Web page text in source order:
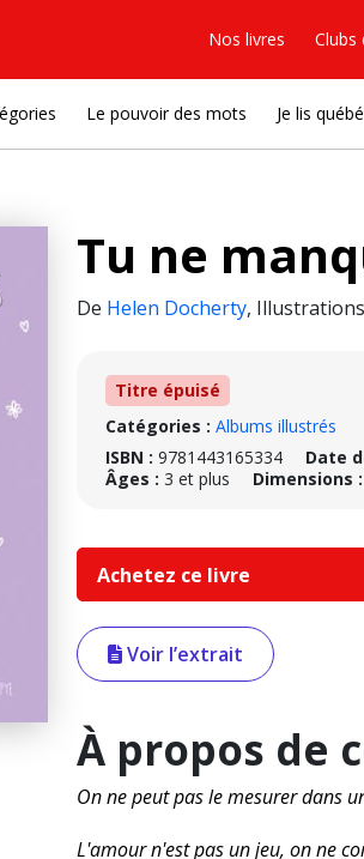
Nos livres Clubs
Le pouvoir des mots Je lis
Tu ne
De Helen Docherty,
Titre épuisé
Catégories : Albums illustrés
ISBN : 9781443165334 Date
Âges : 3 et plus Dimensions :
Achetez ce livre
Voir l’extrait
À propos de
On ne peut pas le mesurer dans
L'amour n'est pas un jeu, on ne